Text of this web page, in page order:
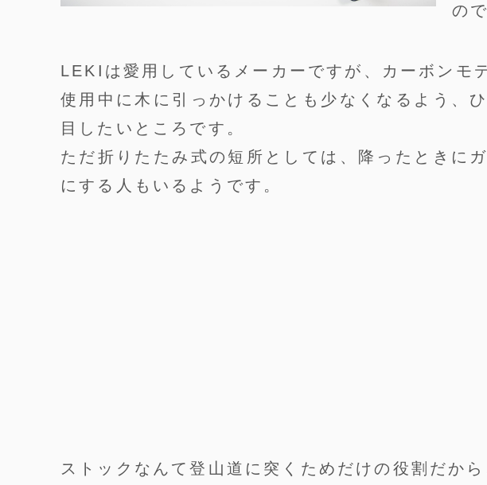
の
LEKIは愛用しているメーカーですが、カーボンモ
使用中に木に引っかけることも少なくなるよう、
目したいところです。
ただ折りたたみ式の短所としては、降ったときに
にする人もいるようです。
ストックなんて登山道に突くためだけの役割だか